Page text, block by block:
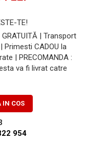
TE!
| Transport
Primesti CADOU la
| PRECOMANDA :
va fi livrat catre
IN COS
954